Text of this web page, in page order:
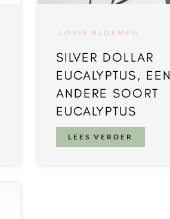
LOSSE BLOEMEN
SILVER DOLLAR
EUCALYPTUS, EEN
ANDERE SOORT
EUCALYPTUS
LEES VERDER